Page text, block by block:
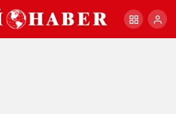
+ - Paylaş